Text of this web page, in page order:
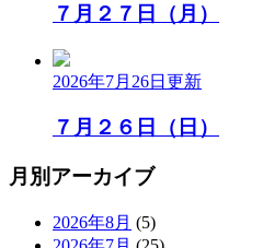
７月２７日（月）
2026年7月26日 更新
７月２６日（日）
月別アーカイブ
2026年8月 (5)